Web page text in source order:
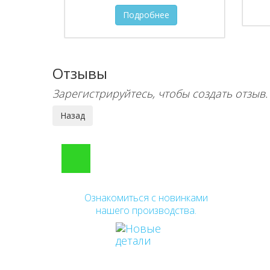
Подробнее
Отзывы
Зарегистрируйтесь, чтобы создать отзыв.
Ознакомиться с новинками
нашего производства.